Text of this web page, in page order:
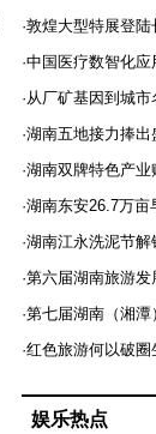
·敦煌大型特展登
·中国医疗数智化
·从厂矿基因到城
·湖南五地接力捧
·湖南双牌特色产
·湖南东安26.7万
·湖南江永洗泥节
·第六届湖南旅游
·第七届湖南（湘
·红色旅游何以破
娱乐热点